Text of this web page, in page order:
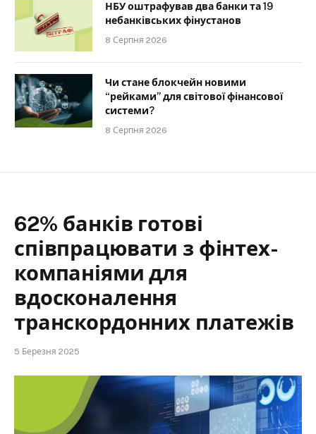
НБУ оштрафував два банки та 19
небанківських фінустанов
8 Серпня 2026
Чи стане блокчейн новими
“рейками” для світової фінансової
системи?
8 Серпня 2026
62% банків готові
співпрацювати з фінтех-
компаніями для
вдосконалення
транскордонних платежів
5 Березня 2025